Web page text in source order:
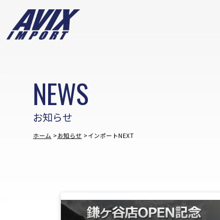
お知らせ
NEWS
ホーム お知らせ インポートNEXT